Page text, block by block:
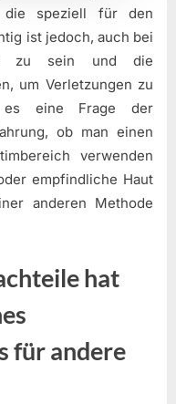
die speziell für den
ist jedoch, auch bei
zu sein und die
um Verletzungen zu
es eine Frage der
ob man einen
verwenden
empfindliche Haut
anderen Methode
hat
für andere